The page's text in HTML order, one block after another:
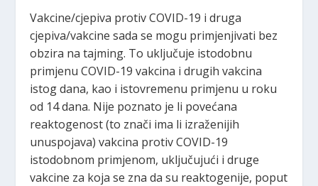
Vakcine/cjepiva protiv COVID-19 i druga
cjepiva/vakcine sada se mogu primjenjivati ​​bez
obzira na tajming. To uključuje istodobnu
primjenu COVID-19 vakcina i drugih vakcina
istog dana, kao i istovremenu primjenu u roku
od 14 dana. Nije poznato je li povećana
reaktogenost (to znači ima li izraženijih
unuspojava) vakcina protiv COVID-19
istodobnom primjenom, uključujući i druge
vakcine za koja se zna da su reaktogenije, poput